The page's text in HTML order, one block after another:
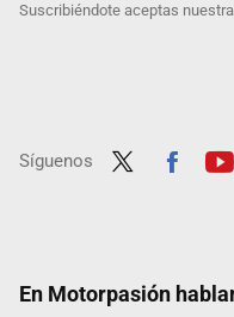
Suscribiéndote aceptas nuestra
Síguenos
En Motorpasión